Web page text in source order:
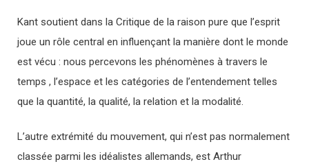
Kant soutient dans la Critique de la raison pure que l’esprit
joue un rôle central en influençant la manière dont le monde
est vécu : nous percevons les phénomènes à travers le
temps , l’espace et les catégories de l’entendement telles
que la quantité, la qualité, la relation et la modalité.
L’autre extrémité du mouvement, qui n’est pas normalement
classée parmi les idéalistes allemands, est Arthur